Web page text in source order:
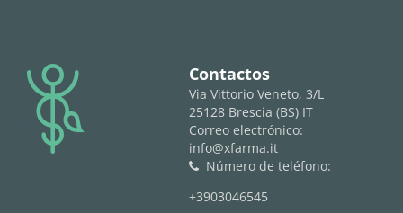
logo Contactos
Via Vittorio Veneto, 3/L
25128 Brescia (BS) IT
Correo electrónico:
info@xfarma.it
phone
Número de teléfono:
+3903046545